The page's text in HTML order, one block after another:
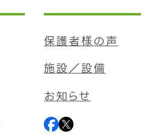
保護者様の声
施設／設備
お知らせ